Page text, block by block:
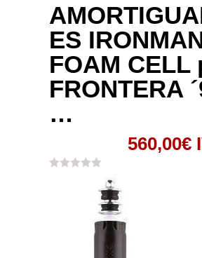
ES
FOAM CELL
FRONTERA
…
560,00€